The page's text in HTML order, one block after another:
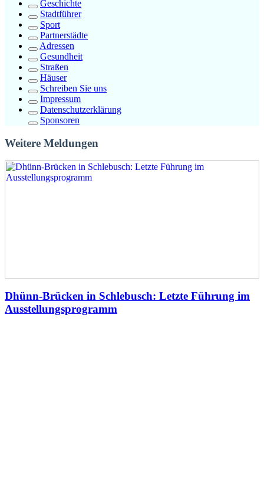
Geschichte
Stadtführer
Sport
Partnerstädte
Adressen
Gesundheit
Straßen
Häuser
Schreiben Sie uns
Impressum
Datenschutzerklärung
Sponsoren
Weitere Meldungen
Dhünn-Brücken in Schlebusch: Letzte Führung im
Ausstellungsprogramm